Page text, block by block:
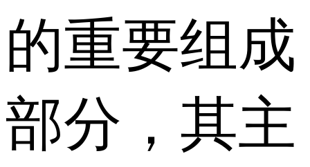
的重要组成
部分，其主